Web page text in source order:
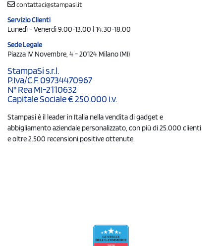
contattaci@stampasi.it
Servizio Clienti
Lunedì - Venerdì 9.00-13.00 | 14.30-18.00
Sede Legale
Piazza IV Novembre, 4 - 20124 Milano (MI)
StampaSi s.r.l.
P.Iva/C.F. 09734470967
N° Rea MI-2110632
Capitale Sociale € 250.000 i.v.
Stampasi è il leader in Italia nella vendita di gadget e
abbigliamento aziendale personalizzato, con più di 25.000 clienti
e oltre 2.500 recensioni positive ottenute.